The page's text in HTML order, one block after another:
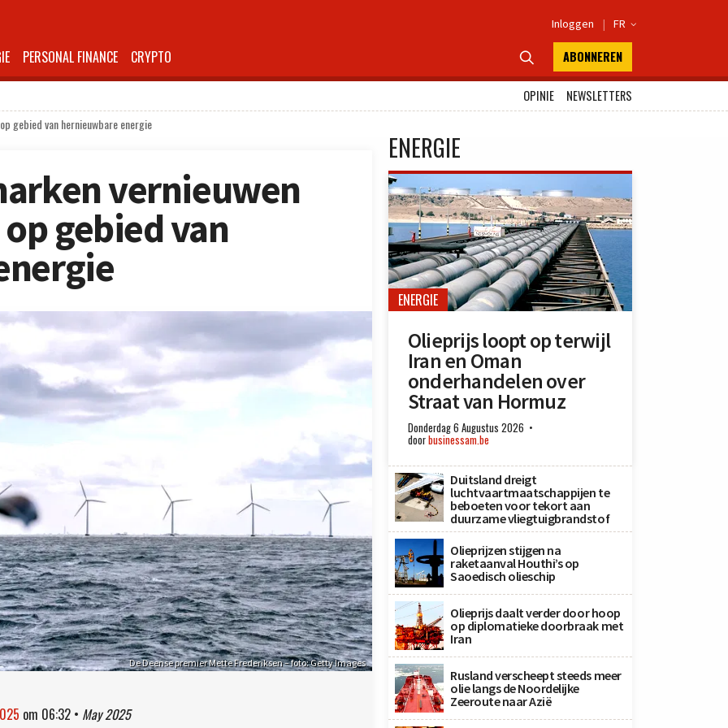
Inloggen | FR 
PERSONAL FINANCE CRYPTO  ABONNEREN
OPINIE
NEWSLETTERS
gebied van hernieuwbare energie
vernieuwen
gebied van
De Deense premier Mette Frederiksen – foto: Getty Images
om 06:32 • May 2025
ENERGIE
ENERGIE
Olieprijs loopt op terwijl
Iran en Oman
onderhandelen over
Straat van Hormuz
Donderdag 6 Augustus 2026
doorbusinessam.be
Duitsland dreigt
luchtvaartmaatschappijen te
beboeten voor tekort aan
duurzame vliegtuigbrandstof
Olieprijzen stijgen na
raketaanval Houthi’s op
Saoedisch olieschip
Olieprijs daalt verder door hoop
op diplomatieke doorbraak met
Iran
Rusland verscheept steeds meer
olie langs de Noordelijke
Zeeroute naar Azië